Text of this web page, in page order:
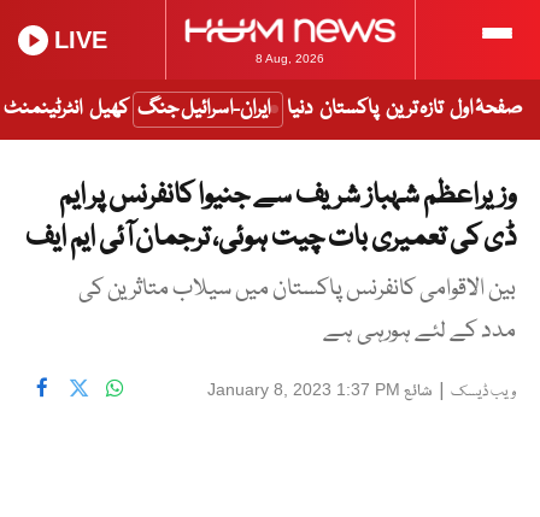
8 Aug, 2026
LIVE
صفحۂ اول تازہ ترین پاکستان دنیا ایران-اسرائیل جنگ کھیل انٹرٹینمنٹ
وزیراعظم شہباز شریف سے جنیوا کانفرنس پر ایم
ڈی کی تعمیری بات چیت ہوئی، ترجمان آئی ایم ایف
بین الاقوامی کانفرنس پاکستان میں سیلاب متاثرین کی
مدد کے لئے ہورہی ہے
ویب ڈیسک | شائع January 8, 2023 1:37 PM